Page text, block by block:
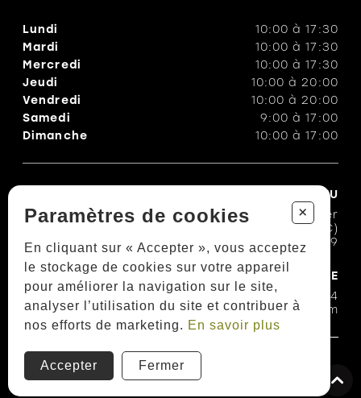
Lundi 10:00 à17:30
Mardi
10:00 à17:30
Mercredi
10:00 à17:30
Jeudi
10:00 à20:00
Vendredi
10:00 à20:00
Samedi
9:00 à17:00
Dimanche
10:00 à17:00
CHAUSSURES TROTTE-MENU
1100, rue Bouvier
Québec (QC)
G2K 1L9
COURRIEL & TÉLÉPHONE
418 623-7474
trotte-menubouvier@hotmail.com
Politiques et conditions d'achats
TOUS DROITS RÉSERVÉS © COPYRIGHT 2026
Paramètres de cookies +
En cliquant sur « Accepter », vous acceptez
le stockage de cookies sur votre appareil
pour améliorer la navigation sur le site,
analyser l’utilisation du site et contribuer à
nos efforts de marketing. En savoir plus
Accepter Fermer